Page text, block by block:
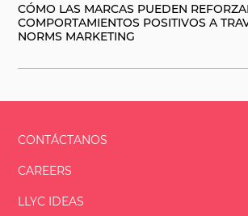
CÓMO LAS MARCAS PUEDEN
COMPORTAMIENTOS POSITIVOS A
NORMS MARKETING
CONTÁCTANOS
CAREERS
LLYC IDEAS